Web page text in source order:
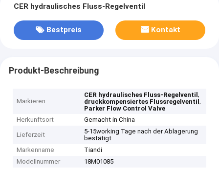
CER hydraulisches Fluss-Regelventil
Bestpreis Kontakt
Produkt-Beschreibung
Markieren
CER hydraulisches Fluss-Regelventil,
druckkompensiertes Flussregelventil,
Parker Flow Control Valve
Herkunftsort
Gemacht in China
Lieferzeit
5-15working Tage nach der Ablagerung
bestätigt
Markenname
Tiandi
Modellnummer
18M01085